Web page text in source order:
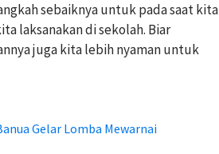
sebaiknya untuk pada saat kita
laksanakan di sekolah. Biar
juga kita lebih nyaman untuk
Gelar Lomba Mewarnai